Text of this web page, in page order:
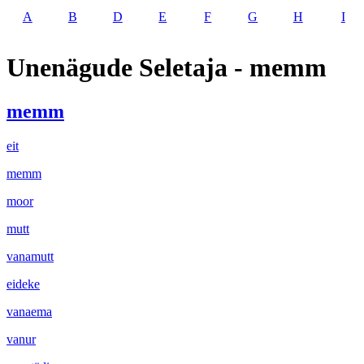
A B D E F G H I
Unenägude Seletaja - memm
memm
eit
memm
moor
mutt
vanamutt
eideke
vanaema
vanur